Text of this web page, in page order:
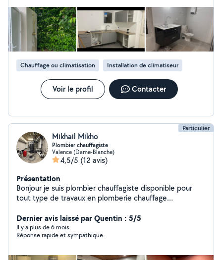
Chauffage ou climatisation Installation de climatiseur
Voir le profil Contacter
Particulier
Mikhail Mikho
Plombier chauffagiste
Valence (Dame-Blanche)
4,5/5 (12 avis)
Présentation
Bonjour je suis plombier chauffagiste disponible pour
tout type de travaux en plomberie chauffage
Débouchage de toute canalisation
Dernier avis laissé par Quentin : 5/5
Il y a plus de 6 mois
Réponse rapide et sympathique.